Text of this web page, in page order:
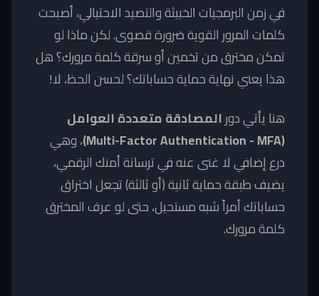
في زمن البرمجيات الخبيثة والتصيد الاحتيالي، أصبحت
كلمات المرور القوية ضرورة قصوى. لكن ماذا لو
تمكن مخترق من تخمين أو سرقة كلمة مرورك؟ هل
هذا يعني نهاية حماية حساباتك؟ لحسن الحظ، لا!
هنا يأتي دورالمصادقة متعددة العوامل
(Multi-Factor Authentication - MFA)
، وهي
درع إضافي لا غنى عنه في ترسانة أمنك الرقمي،
يضيف طبقة حماية ثانية (أو ثالثة) تجعل اختراق
حساباتك أمراً شبه مستحيل، حتى لو عرف المخترق
كلمة مرورك.